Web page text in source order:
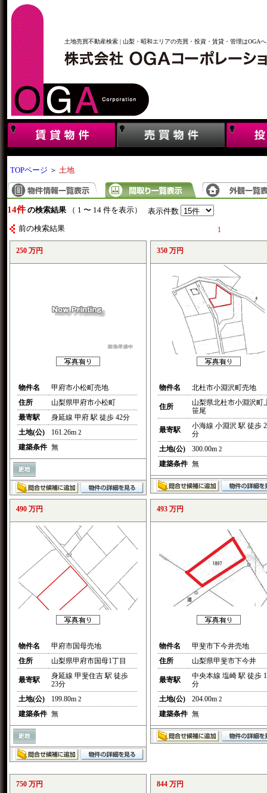
土地売買不動産検索 | 山梨・昭和エリアの売買・投資・賃貸・管理はOGAへ
TOPページ ＞ 土地
14件 の検索結果 （ 1 〜 14 件を表示） 表示件数
前の検索結果 1
250 万円
物件名
甲府市小松町売地
住所
山梨県甲府市小松町
最寄駅
身延線 甲府 駅 徒歩 42分
土地(公)
161.26m 2
建築条件 無
350 万円
物件名 北杜市小淵沢町売地
住所
山梨県北杜市小淵沢町
笹尾
最寄駅
小海線 小淵沢 駅 徒歩
分
土地(公)
300.00m 2
建築条件 無
490 万円
物件名
甲府市国母売地
住所
山梨県甲府市国母1丁目
最寄駅
身延線 甲斐住吉 駅 徒歩
23分
土地(公)
199.80m 2
建築条件 無
493 万円
物件名
甲斐市下今井売地
住所
山梨県甲斐市下今井
最寄駅
中央本線 塩崎 駅 徒歩
分
土地(公)
204.00m 2
建築条件 無
750 万円 844 万円